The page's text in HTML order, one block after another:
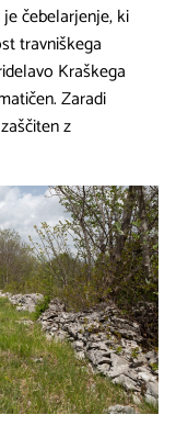
čebelarjenje, ki
travniškega
Kraškega
Zaradi
z